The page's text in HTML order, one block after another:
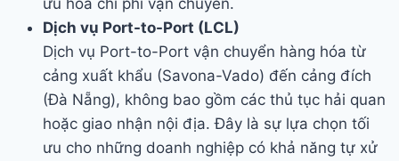
Dịch vụ Port-to-Port (LCL)
Dịch vụ Port-to-Port vận chuyển hàng hóa từ
cảng xuất khẩu (Savona-Vado) đến cảng đích
(Đà Nẵng), không bao gồm các thủ tục hải quan
hoặc giao nhận nội địa. Đây là sự lựa chọn tối
ưu cho những doanh nghiệp có khả năng tự xử